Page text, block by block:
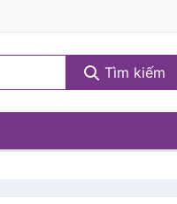
Tìm kiếm